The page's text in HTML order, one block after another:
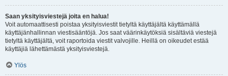
Saan yksityisviestejä joita en halua!
Voit automaattisesti poistaa yksityisviestit tietyltä käyttäjältä käyttämällä
käyttäjänhallinnan viestisääntöjä. Jos saat väärinkäytöksiä sisältäviä viestejä
tietyltä käyttäjältä, voit raportoida viestit valvojille. Heillä on oikeudet estää
käyttäjiä lähettämästä yksityisviestejä.
Ylös